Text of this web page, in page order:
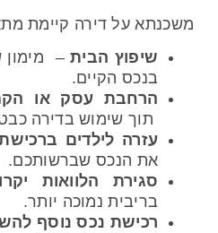
משכנתא על דירה קיימת
שיפוץ הבית– מימון
בנכס הקיים.
הרחבת עסק או
תוך שימוש בדירה
עזרה לילדים
את הנכס שברשותכם.
סגירת הלוואות
בריבית נמוכה יותר.
רכישת נכס נוסף